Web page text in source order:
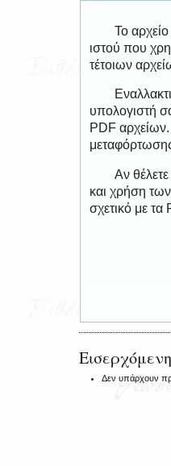
Το
ιστού που
τέτοιων
υπολογιστή
PDF
Αν
και χρήση
σχετικό με τα
Δεν υπάρχουν